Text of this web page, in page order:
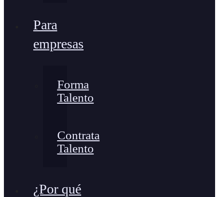
Para
empresas
Forma
Talento
Contrata
Talento
¿Por qué